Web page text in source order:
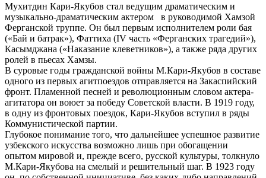
Мухитдин Кари-Якубов стал ведущим драматическим и
музыкально-драматическим актером в руководимой Хамзой
Ферганской труппе. Он был первым исполнителем роли бая
(«Бай и батрак»), Фаттиха (IV часть «Фер­ганских трагедий»),
Касымджана («Наказание клеветни­ков»), а также ряда других
ролей в пьесах Хамзы.
В суровые годы гражданской войны М.Кари-Якубов в составе
одного из первых агитпоездов отправляется на Закаспийский
фронт. Пламенной песней и ре­волюционным словом актера-
агитатора он воюет за по­беду Советской власти. В 1919 году,
в одну из фронто­вых поездок, Кари-Якубов вступил в ряды
Коммунисти­ческой партии.
Глубокое понимание того, что дальнейшее успешное развитие
узбекского искусства возможно лишь при обо­гащении
опытом мировой и, прежде всего, русской культуры, толкнуло
М.Кари-Якубова на смелый и ре­шительный шаг. В 1923 году